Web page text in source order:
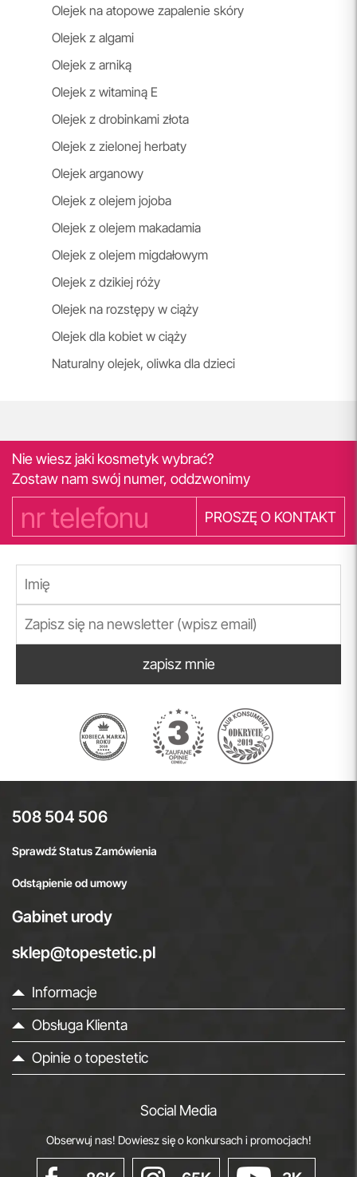
Olejek na atopowe zapalenie skóry
Olejek z algami
Olejek z arniką
Olejek z witaminą E
Olejek z drobinkami złota
Olejek z zielonej herbaty
Olejek arganowy
Olejek z olejem jojoba
Olejek z olejem makadamia
Olejek z olejem migdałowym
Olejek z dzikiej róży
Olejek na rozstępy w ciąży
Olejek dla kobiet w ciąży
Naturalny olejek, oliwka dla dzieci
Nie wiesz jaki kosmetyk wybrać?
Zostaw nam swój numer, oddzwonimy
PROSZĘ O KONTAKT
zapisz mnie
508 504 506
Sprawdź Status Zamówienia
Odstąpienie od umowy
Gabinet urody
sklep@topestetic.pl
Informacje
Obsługa Klienta
Opinie o topestetic
Social Media
Obserwuj nas! Dowiesz się o konkursach i promocjach!